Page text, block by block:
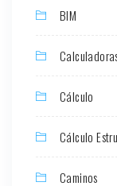
BIM
Cálculo
Cálculo
Caminos